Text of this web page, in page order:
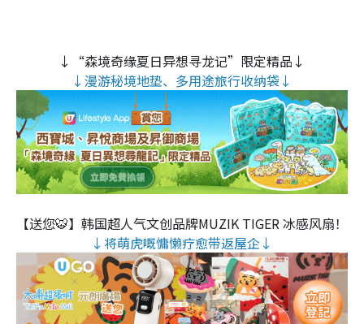
↓“森境奇缘夏日异想寻龙记”限定精品↓
↓漫游秘境地垫、多用途旅行收纳袋↓
【送您🐯】韩国超人气文创品牌MUZIK TIGER 冰感风扇！
↓将萌虎嘅慵懒疗愈带返屋企↓